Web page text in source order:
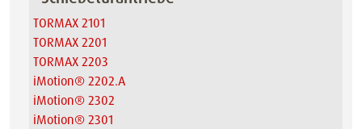
TORMAX 2101
TORMAX 2201
TORMAX 2203
iMotion® 2202.A
iMotion® 2302
iMotion® 2301